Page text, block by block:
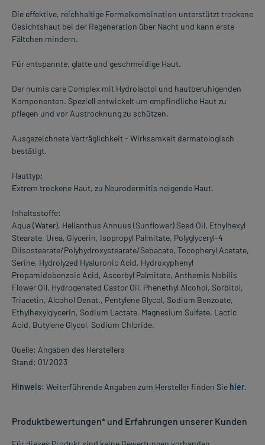
Die effektive, reichhaltige Formelkombination unterstützt trockene
Gesichtshaut bei der Regeneration über Nacht und kann erste
Fältchen mindern.
Für entspannte, glatte und geschmeidige Haut.
Der numis care Complex mit Hydrolactol und hautberuhigenden
Komponenten. Speziell entwickelt um empfindliche Haut zu
pflegen und vor Austrocknung zu schützen.
Ausgezeichnete Verträglichkeit - Wirksamkeit dermatologisch
bestätigt.
Hauttyp:
Extrem trockene Haut, zu Neurodermitis neigende Haut.
Inhaltsstoffe:
Aqua (Water), Helianthus Annuus (Sunflower) Seed Oil, Ethylhexyl
Stearate, Urea, Glycerin, Isopropyl Palmitate, Polyglyceryl-4
Diisostearate/Polyhydroxystearate/Sebacate, Tocopheryl Acetate,
Serine, Hydrolyzed Hyaluronic Acid, Hydroxyphenyl
Propamidobenzoic Acid, Ascorbyl Palmitate, Anthemis Nobilis
Flower Oil, Hydrogenated Castor Oil, Phenethyl Alcohol, Sorbitol,
Triacetin, Alcohol Denat., Pentylene Glycol, Sodium Benzoate,
Ethylhexylglycerin, Sodium Lactate, Magnesium Sulfate, Lactic
Acid, Butylene Glycol, Sodium Chloride.
Quelle: Angaben des Herstellers
Stand: 01/2023
Hinweis: Weiterführende Angaben zum Hersteller finden Sie hier.
Produktbewertungen* und Erfahrungen unserer Kunden